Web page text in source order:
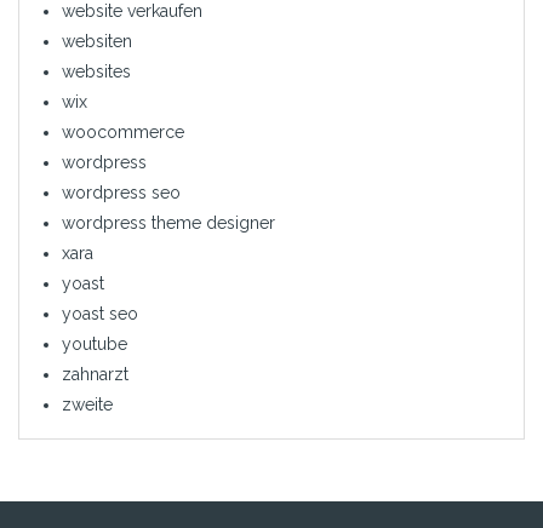
website verkaufen
websiten
websites
wix
woocommerce
wordpress
wordpress seo
wordpress theme designer
xara
yoast
yoast seo
youtube
zahnarzt
zweite